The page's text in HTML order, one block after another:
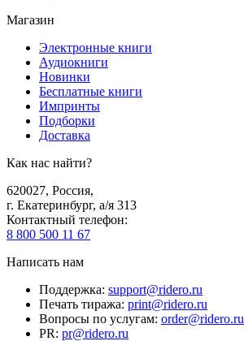
Магазин
Электронные книги
Аудиокниги
Новинки
Бесплатные книги
Импринты
Подборки
Доставка
Как нас найти?
620027, Россия,
г. Екатеринбург, а/я 313
Контактный телефон:
8 800 500 11 67
Написать нам
Поддержка: support@ridero.ru
Печать тиража: print@ridero.ru
Вопросы по услугам: order@ridero.ru
PR: pr@ridero.ru